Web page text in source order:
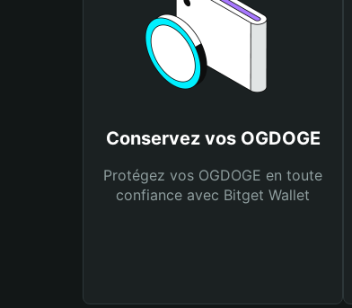
Conservez vos OGDOGE
Protégez vos OGDOGE en toute
confiance avec Bitget Wallet